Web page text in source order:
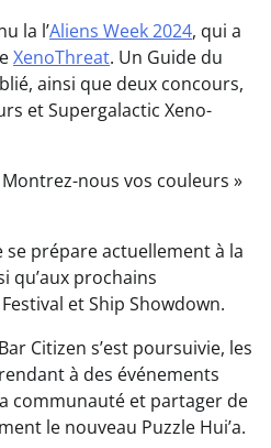
la l’Aliens Week 2024, qui a
XenoThreat. Un Guide du
ainsi que deux concours,
et Supergalactic Xeno-
nous vos couleurs »
se prépare actuellement à la
qu’aux prochains
et Ship Showdown.
Citizen s’est poursuivie, les
à des événements
communauté et partager de
le nouveau Puzzle Hui’a.